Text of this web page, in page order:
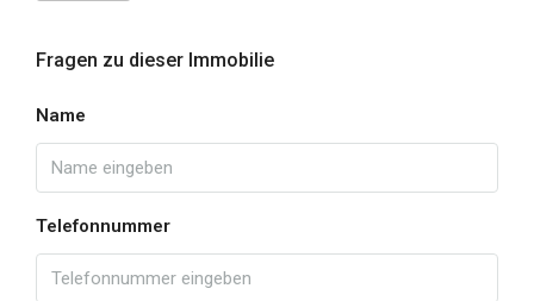
Fragen zu dieser Immobilie
Name
Telefonnummer